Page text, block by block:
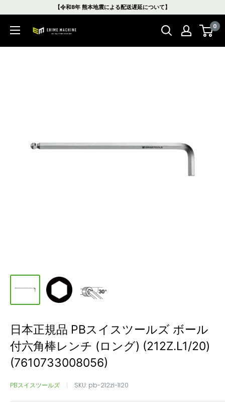
ン
【令和8年 熊本地震による配送遅延について】
エ
0
日本正規品 PBスイスツールズ ボール
付六角棒レンチ (ロング) (212Z.L1/20)
(7610733008056)
PBスイスツールズ SKU: pb-212zl-1l20